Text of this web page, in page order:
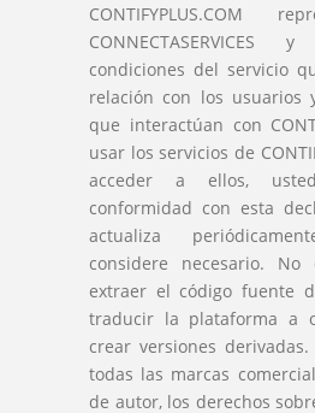
CONTIFYPLUS.COM
condiciones del servicio
relación con los usuarios
que interactúan con
usar los servicios de
acceder a ellos,
conformidad con esta
actualiza
considere necesario. No
extraer el código fuente
traducir la plataforma a
crear versiones
todas las marcas
de autor, los derechos